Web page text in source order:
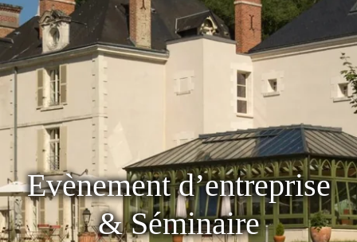
Evènement d’entreprise
& Séminaire